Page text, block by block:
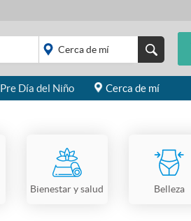
placeholder="Todo el
Pre Día del Niño Cerca de mí
Bienestar y salud Belleza